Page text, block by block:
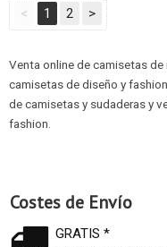
Costes de Envío
GRATIS *
< 1 2 >
Venta online de camisetas
camisetas de diseño y
de camisetas y sudaderas y
fashion.